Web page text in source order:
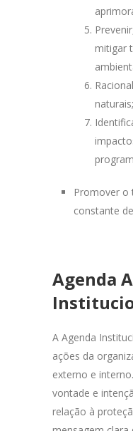
mitigar
naturais;
Promover o
constante
Agenda
A Agenda
ações da
externo e
vontade e
relação à